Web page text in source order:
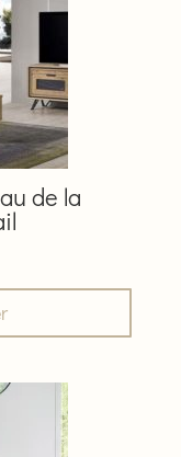
de la